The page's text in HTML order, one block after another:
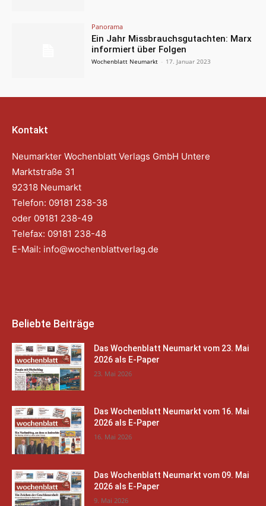
Panorama
Ein Jahr Missbrauchsgutachten: Marx
informiert über Folgen
Wochenblatt Neumarkt - 17. Januar 2023
Kontakt
Neumarkter Wochenblatt Verlags GmbH Untere
Marktstraße 31
92318 Neumarkt
Telefon: 09181 238-38
oder 09181 238-49
Telefax: 09181 238-48
E-Mail: info@wochenblattverlag.de
Beliebte Beiträge
Das Wochenblatt Neumarkt vom 23. Mai
2026 als E-Paper
23. Mai 2026
Das Wochenblatt Neumarkt vom 16. Mai
2026 als E-Paper
16. Mai 2026
Das Wochenblatt Neumarkt vom 09. Mai
2026 als E-Paper
9. Mai 2026